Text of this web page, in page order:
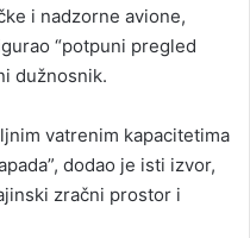
i nadzorne avione,
“potpuni pregled
dužnosnik.
vatrenim kapacitetima
dodao je isti izvor,
zračni prostor i